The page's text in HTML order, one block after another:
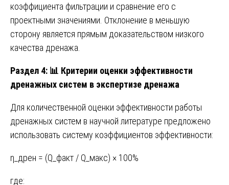
коэффициента фильтрации и сравнение его с
проектными значениями. Отклонение в меньшую
сторону является прямым доказательством низкого
качества дренажа.
Раздел 4: 📊 Критерии оценки эффективности
дренажных систем в экспертизе дренажа
Для количественной оценки эффективности работы
дренажных систем в научной литературе предложено
использовать систему коэффициентов эффективности:
η_дрен = (Q_факт / Q_макс) × 100%
где: